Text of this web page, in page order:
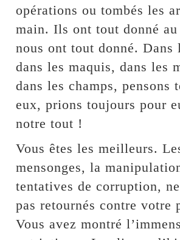
opérations ou tombés les
main. Ils ont tout donné
nous ont tout donné. Dans
dans les maquis, dans les
dans les champs, pensons
eux, prions toujours pour
notre tout !
Vous êtes les meilleurs.
mensonges, la
tentatives de corruption,
pas retournés contre votre
Vous avez montré